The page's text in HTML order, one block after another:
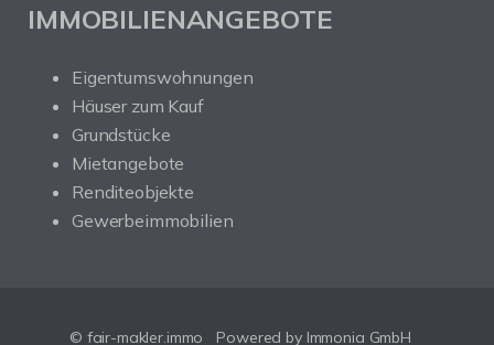
IMMOBILIENANGEBOTE
Eigentumswohnungen
Häuser zum Kauf
Grundstücke
Mietangebote
Renditeobjekte
Gewerbeimmobilien
© fair-makler.immo Powered by Immonia GmbH